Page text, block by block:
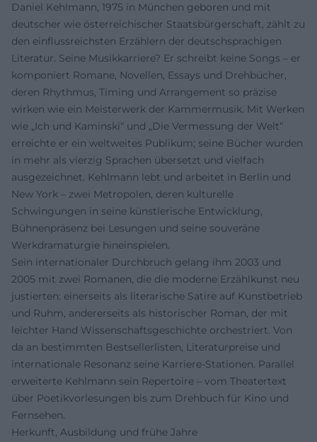
Daniel Kehlmann, 1975 in München geboren und mit
deutscher wie österreichischer Staatsbürgerschaft, zählt zu
den einflussreichsten Erzählern der deutschsprachigen
Literatur. Seine Musikkarriere? Er schreibt keine Songs – er
komponiert Romane, Novellen, Essays und Drehbücher,
deren Rhythmus, Timing und Arrangement so präzise
wirken wie ein Meisterwerk der Kammermusik. Mit Werken
wie „Ich und Kaminski“ und „Die Vermessung der Welt“
erreichte er ein weltweites Publikum; seine Bücher wurden
in mehr als vierzig Sprachen übersetzt und vielfach
ausgezeichnet. Kehlmann lebt und arbeitet in Berlin und
New York – zwei Metropolen, deren kulturelle
Schwingungen in seine künstlerische Entwicklung,
Bühnenpräsenz bei Lesungen und seine souveräne
Werkdramaturgie hineinspielen.
Sein internationaler Durchbruch gelang ihm 2003 und
2005 mit zwei Romanen, die die moderne Erzählkunst neu
justierten: einerseits als literarische Satire auf Kunstbetrieb
und Ruhm, andererseits als historischer Roman, der mit
leichter Hand Wissenschaftsgeschichte orchestriert. Von
da an bestimmten Bestsellerlisten, Literaturpreise und
internationale Resonanz seine Karriere-Stationen. Parallel
erweiterte Kehlmann sein Repertoire – vom Theatertext
über Poetikvorlesungen bis zum Drehbuch für Kino und
Fernsehen.
Herkunft, Ausbildung und frühe Jahre